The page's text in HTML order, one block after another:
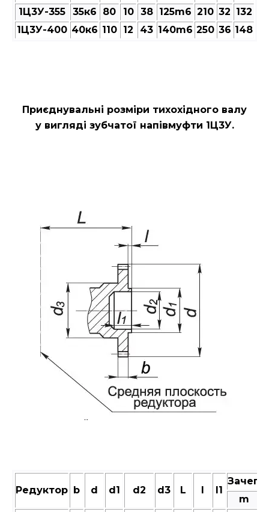
1Ц3У-355
35к6 80 10 38 125m6 210 32 132
1Ц3У-400 40к6 110 12 43 140m6 250 36 148
Приєднувальні розміри тихохідного валу
у вигляді зубчатої напівмуфти 1Ц3У.
Редуктор b d d1 d2 d3 L l l1
m